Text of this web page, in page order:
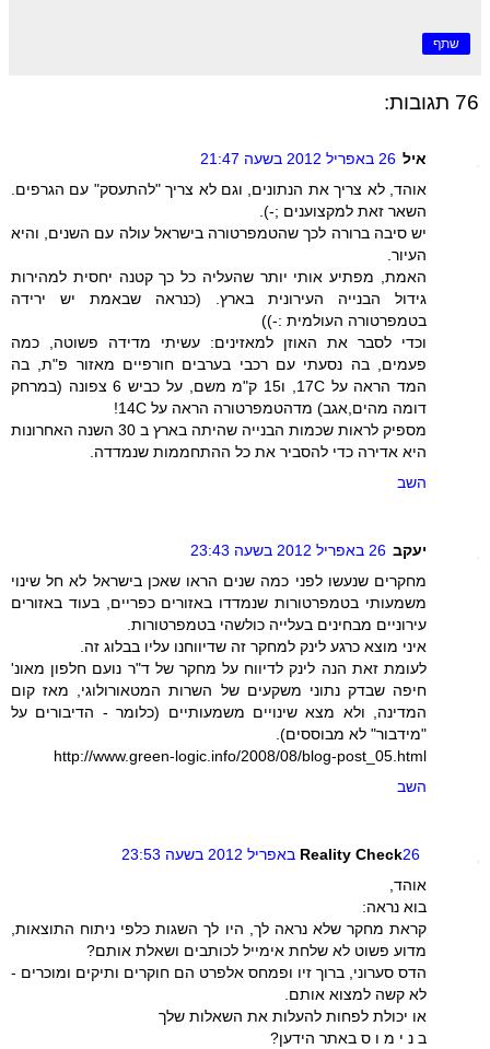
שתף
76 תגובות:
איל 26 באפריל 2012 בשעה 21:47
אוהד, לא צריך את הנתונים, וגם לא צריך "להתעסק" עם הגרפים.
השאר זאת למקצוענים ;-).
יש סיבה ברורה לכך שהטמפרטורה בישראל עולה עם השנים, והיא
העיור.
האמת, מפתיע אותי יותר שהעליה כל כך קטנה יחסית למהירות
גידול הבנייה העירונית בארץ. (כנראה שבאמת יש ירידה
בטמפרטורה העולמית :-))
וכדי לסבר את האוזן למאזינים: עשיתי מדידה פשוטה, כמה
פעמים, בה נסעתי עם רכבי בערבים חורפיים מאזור פ"ת, בה
המד הראה על 17C, ו15 ק"מ משם, על כביש 6 צפונה (במרחק
דומה מהים,אגב) מדהטמפרטורה הראה על 14C!
מספיק לראות שכמות הבנייה שהיתה בארץ ב 30 השנה האחרונות
היא אדירה כדי להסביר את כל ההתחממות שנמדדה.
השב
יעקב 26 באפריל 2012 בשעה 23:43
מחקרים שנעשו לפני כמה שנים הראו שאכן בישראל לא חל שינוי
משמעותי בטמפרטורות שנמדדו באזורים כפריים, בעוד באזורים
עירוניים מבחינים בעלייה כולשהי בטמפרטורות.
איני מוצא כרגע לינק למחקר זה שדיווחנו עליו בבלוג זה.
לעומת זאת הנה לינק לדיווח על מחקר של ד"ר נועם חלפון מאונ'
חיפה שבדק נתוני משקעים של השרות המטאורולוגי, מאז קום
המדינה, ולא מצא שינויים משמעותיים (כלומר - הדיבורים על
"מידבור" לא מבוססים).
http://www.green-logic.info/2008/08/blog-post_05.html
השב
Reality Check26 באפריל 2012 בשעה 23:53
אוהד,
בוא נראה:
קראת מחקר שלא נראה לך, היו לך השגות כלפי ניתוח התוצאות,
מדוע פשוט לא שלחת אימייל לכותבים ושאלת אותם?
הדס סערוני, ברוך זיו ופמחס אלפרט הם חוקרים ותיקים ומוכרים -
לא קשה למצוא אותם.
או יכולת לפחות להעלות את השאלות שלך
ב נ י מ ו ס באתר הידען?